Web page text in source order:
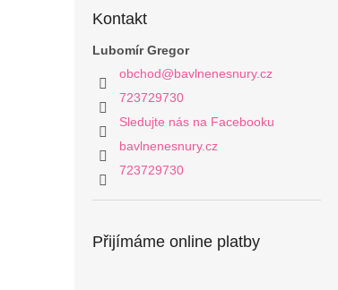
Kontakt
Lubomír Gregor
obchod@bavlnenesnury.cz
723729730
Sledujte nás na Facebooku
bavlnenesnury.cz
723729730
Přijímáme online platby